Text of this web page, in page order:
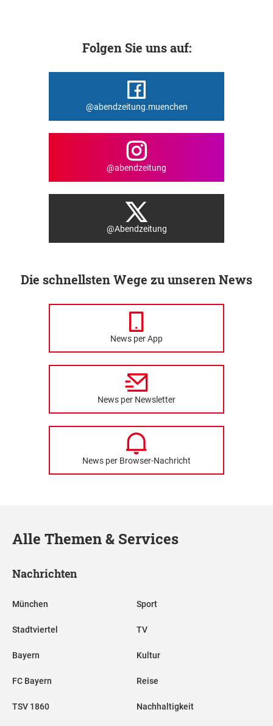
Folgen Sie uns auf:
@abendzeitung.muenchen
@abendzeitung
@Abendzeitung
Die schnellsten Wege zu unseren News
News per App
News per Newsletter
News per Browser-Nachricht
Alle Themen & Services
Nachrichten
München
Stadtviertel
Bayern
FC Bayern
TSV 1860
Sport
TV
Kultur
Reise
Nachhaltigkeit